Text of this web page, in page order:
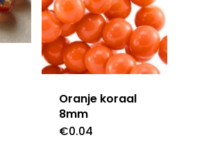
Oranje koraal
8mm
€0.04